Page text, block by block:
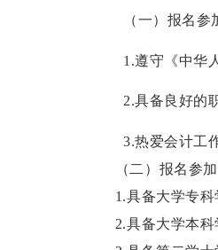
（一）报名
1.遵守《中华
2.具备良好的
3.热爱会计工
（二）报名参加
1.具备大学专
2.具备大学本